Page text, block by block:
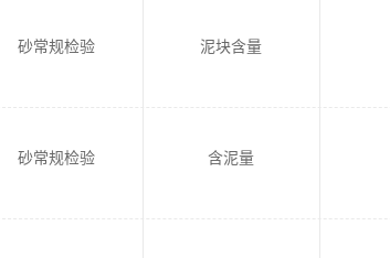
砂常规检验 泥块含量
砂常规检验 含泥量